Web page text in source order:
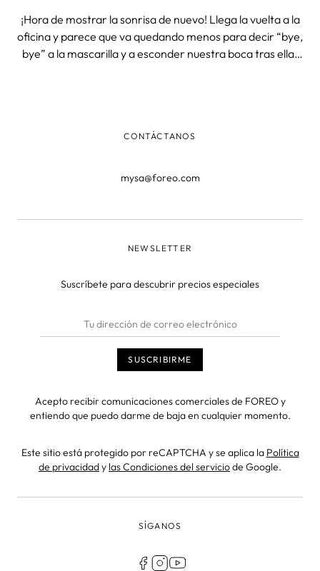
¡Hora de mostrar la sonrisa de nuevo! Llega la vuelta a la
oficina y parece que va quedando menos para decir “bye,
bye” a la mascarilla y a esconder nuestra boca tras ella.
CONTÁCTANOS
mysa@foreo.com
NEWSLETTER
Suscríbete para descubrir precios especiales
Acepto recibir comunicaciones comerciales de FOREO y
entiendo que puedo darme de baja en cualquier momento.
Este sitio está protegido por reCAPTCHA y se aplica la Política
de privacidady las Condiciones del serviciode Google.
SÍGANOS